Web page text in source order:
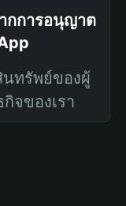
กการอนุญาต
นทรัพย์ของผู้
จของเรา